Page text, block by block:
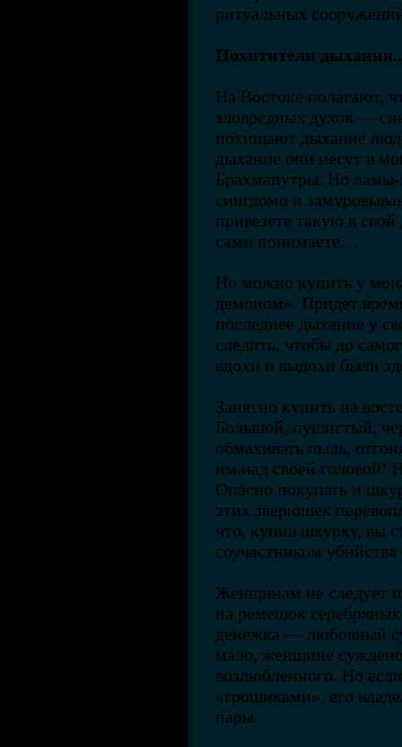
ритуальных
Похитители
На Востоке полагают,
зловредных духов —
похищают дыхание
дыхание они несут в
Брахмапутры. Но
сингдомо и
привезете такую в
сами понимаете…
Но можно купить у
демоном». Придет
последнее дыхание у
следить, чтобы до
вдохи и выдохи были
Занятно купить на
Большой, пушистый,
обмахивать пыль,
им над своей головой!
Опасно покупать и
этих зверюшек
что, купив шкурку, вы
соучастником убийства
Женщинам не следует
на ремешок
денежка — любовный
мало, женщине суждено
возлюбленного. Но
«грошиками», его
пары.